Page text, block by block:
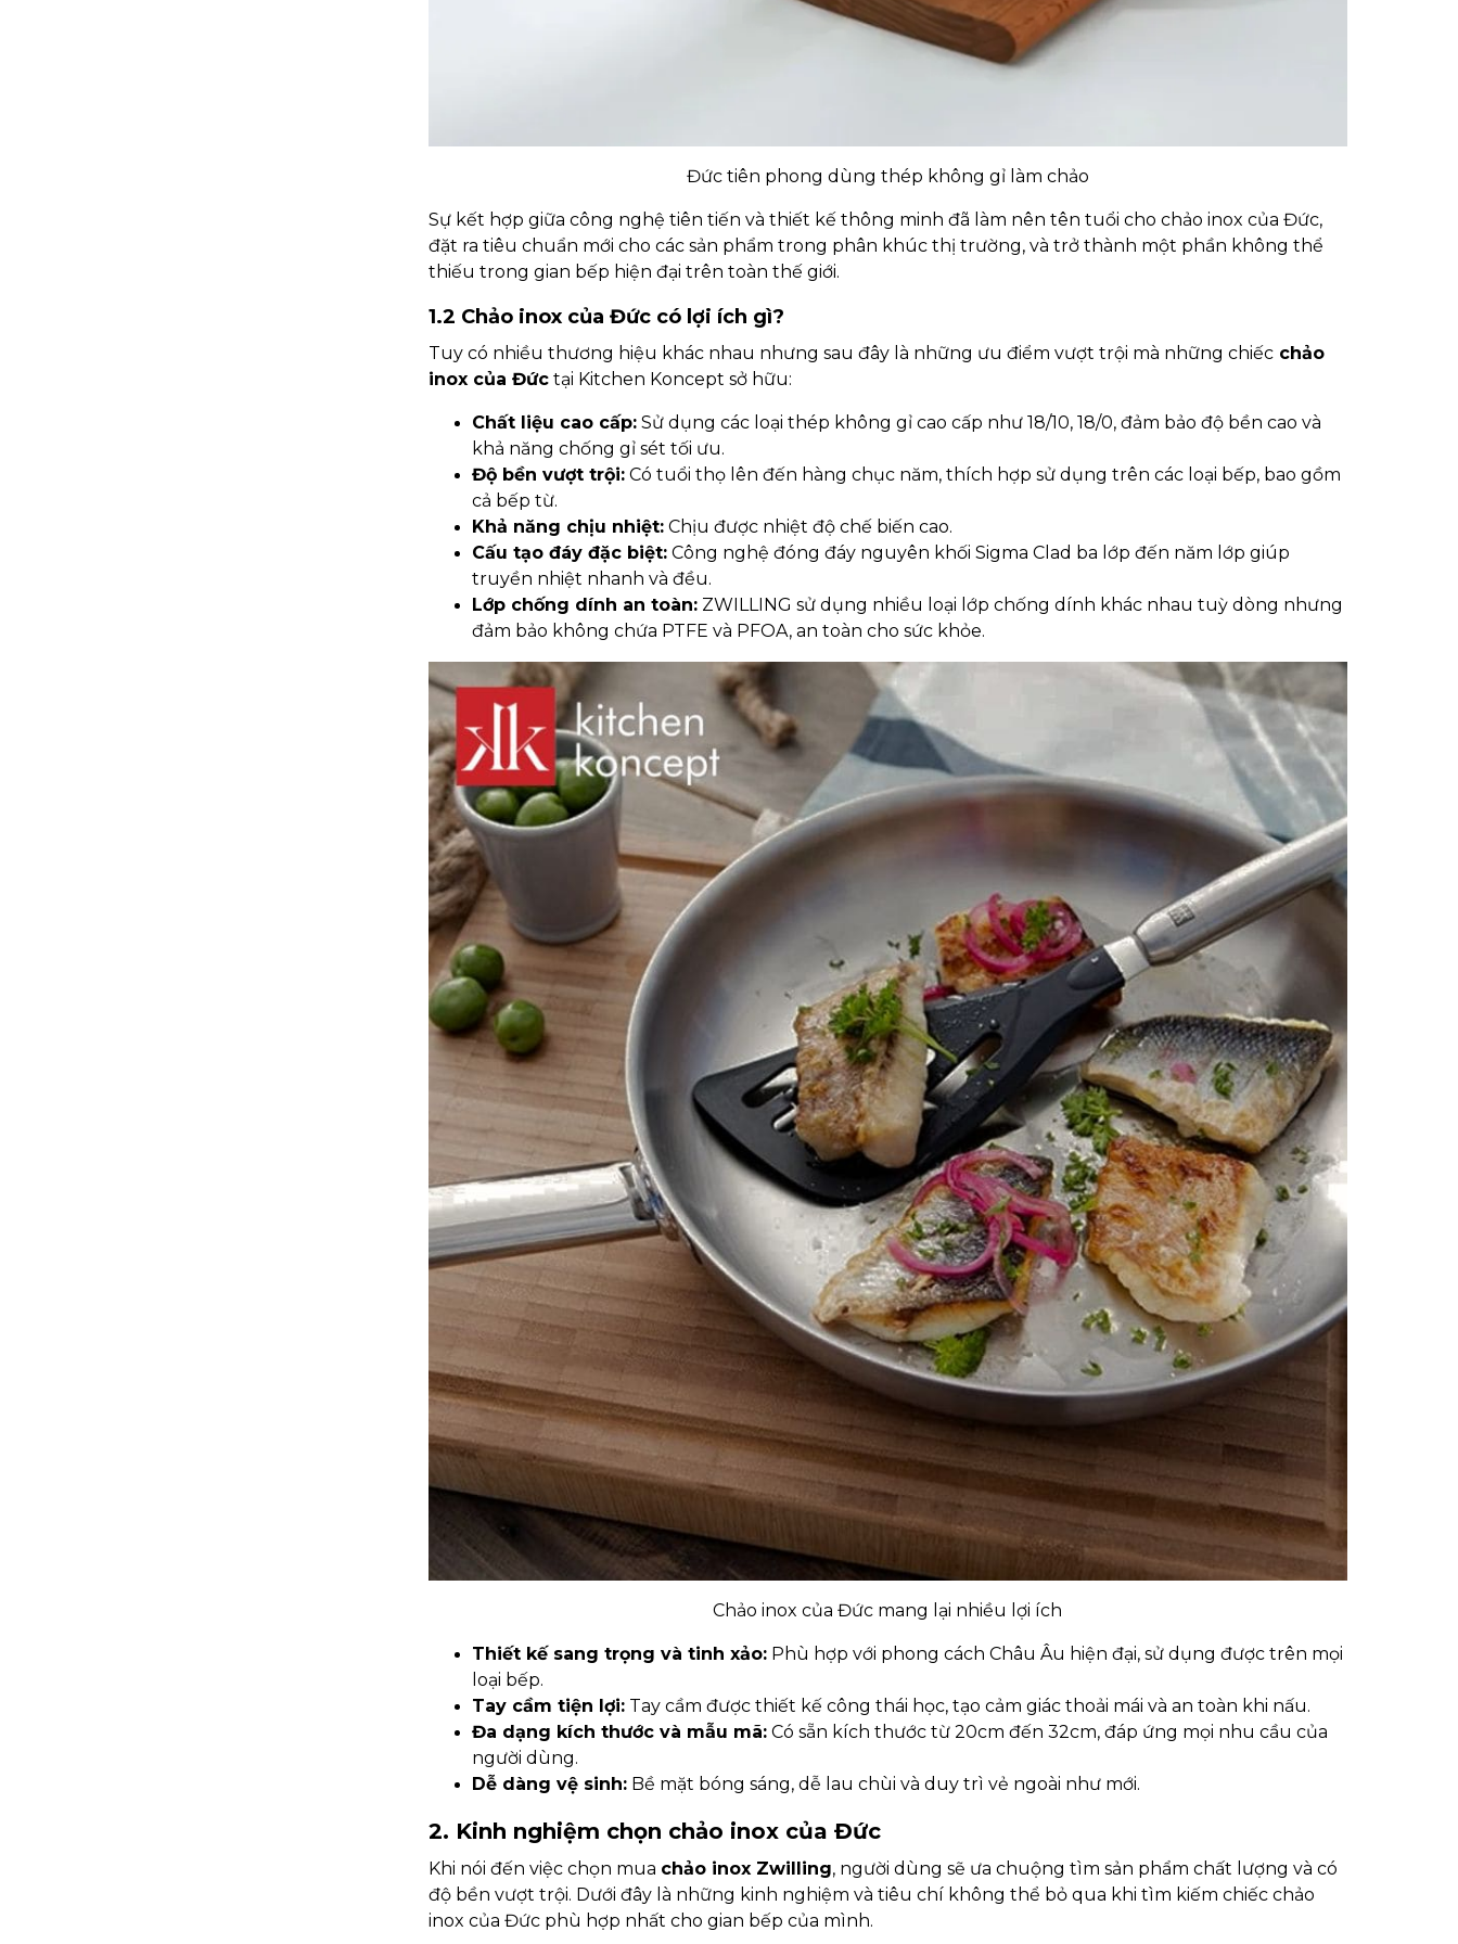
Đức tiên phong dùng thép không gỉ làm chảo
Sự kết hợp giữa công nghệ tiên tiến và thiết kế thông minh đã làm nên tên tuổi cho chảo inox của Đức,
đặt ra tiêu chuẩn mới cho các sản phẩm trong phân khúc thị trường, và trở thành một phần không thể
thiếu trong gian bếp hiện đại trên toàn thế giới.
1.2 Chảo inox của Đức có lợi ích gì?
Tuy có nhiều thương hiệu khác nhau nhưng sau đây là những ưu điểm vượt trội mà những chiếcchảo
inox của Đứctại Kitchen Koncept sở hữu:
Chất liệu cao cấp:Sử dụng các loại thép không gỉ cao cấp như 18/10, 18/0, đảm bảo độ bền cao và
khả năng chống gỉ sét tối ưu.
Độ bền vượt trội:Có tuổi thọ lên đến hàng chục năm, thích hợp sử dụng trên các loại bếp, bao gồm
cả bếp từ.
Khả năng chịu nhiệt:Chịu được nhiệt độ chế biến cao.
Cấu tạo đáy đặc biệt:Công nghệ đóng đáy nguyên khối Sigma Clad ba lớp đến năm lớp giúp
truyền nhiệt nhanh và đều.
Lớp chống dính an toàn:ZWILLING sử dụng nhiều loại lớp chống dính khác nhau tuỳ dòng nhưng
đảm bảo không chứa PTFE và PFOA, an toàn cho sức khỏe.
Chảo inox của Đức mang lại nhiều lợi ích
Thiết kế sang trọng và tinh xảo:Phù hợp với phong cách Châu Âu hiện đại, sử dụng được trên mọi
loại bếp.
Tay cầm tiện lợi:Tay cầm được thiết kế công thái học, tạo cảm giác thoải mái và an toàn khi nấu.
Đa dạng kích thước và mẫu mã:Có sẵn kích thước từ 20cm đến 32cm, đáp ứng mọi nhu cầu của
người dùng.
Dễ dàng vệ sinh:Bề mặt bóng sáng, dễ lau chùi và duy trì vẻ ngoài như mới.
2. Kinh nghiệm chọn chảo inox của Đức
Khi nói đến việc chọn mua chảo inox Zwilling, người dùng sẽ ưa chuộng tìm sản phẩm chất lượng và có
độ bền vượt trội. Dưới đây là những kinh nghiệm và tiêu chí không thể bỏ qua khi tìm kiếm chiếc chảo
inox của Đức phù hợp nhất cho gian bếp của mình.